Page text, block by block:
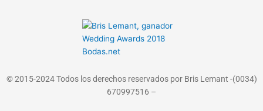
© 2015-2024 Todos los derechos reservados por Bris Lemant -(0034)
670997516 –